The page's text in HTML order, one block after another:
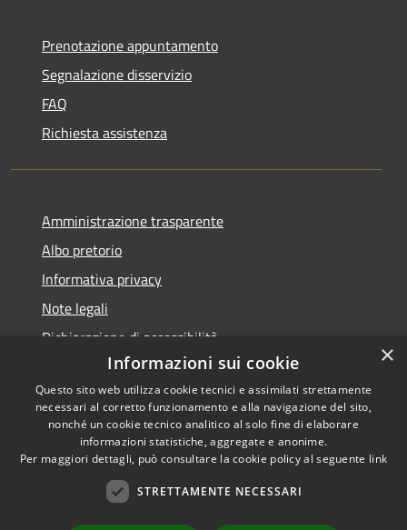
Prenotazione appuntamento
Segnalazione disservizio
FAQ
Richiesta assistenza
Amministrazione trasparente
Albo pretorio
Informativa privacy
Note legali
Dichiarazione di accessibilità
Accessibilità
Privacy
Copyright ©
Comune di Fiumicello Villa
×
Informazioni sui cookie
Questo sito web utilizza cookie tecnici e assimilati strettamente
necessari al corretto funzionamento e alla navigazione del sito,
nonché un cookie tecnico analitico al solo fine di elaborare
informazioni statistiche, aggregate e anonime.
Per maggiori dettagli, può consultare la cookie policy al seguente link
STRETTAMENTE NECESSARI